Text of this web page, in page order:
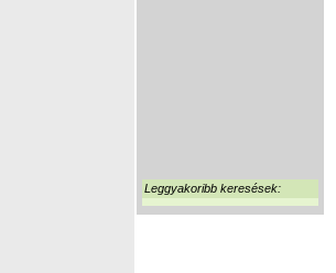
Leggyakoribb keresések: